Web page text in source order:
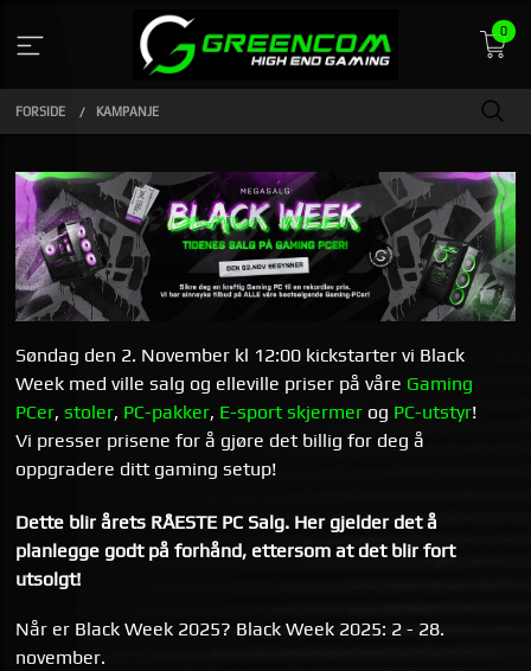
indhold
0
FORSIDE KAMPANJE
Søndag den 2. November kl 12:00 kickstarter vi Black
Week med ville salg og elleville priser på våre Gaming
PCer,stoler, PC-pakker, E-sport skjermer og PC-utstyr!
Vi presser prisene for å gjøre det billig for deg å
oppgradere ditt gaming setup!
Dette blir årets RÅESTE PC Salg. Her gjelder det å
planlegge godt på forhånd, ettersom at det blir fort
utsolgt!
Når er Black Week 2025? Black Week 2025: 2 - 28.
november.